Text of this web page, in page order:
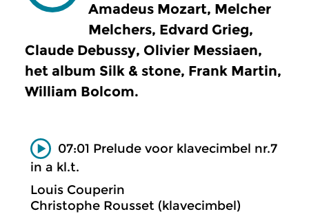
Amadeus Mozart, Melcher
Melchers, Edvard Grieg,
Claude Debussy, Olivier Messiaen,
het album Silk & stone, Frank Martin,
William Bolcom.
07:01 Prelude voor klavecimbel nr.7
in a kl.t.
Louis Couperin
Christophe Rousset (klavecimbel)